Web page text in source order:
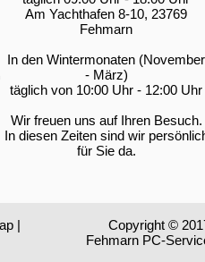
Am Yachthafen 8-10, 23769
Fehmarn
In den Wintermonaten (November
- März)
täglich von 10:00 Uhr - 12:00 Uhr
Wir freuen uns auf Ihren Besuch.
In diesen Zeiten sind wir
für Sie da.
|
Copyright ©
Fehmarn PC-